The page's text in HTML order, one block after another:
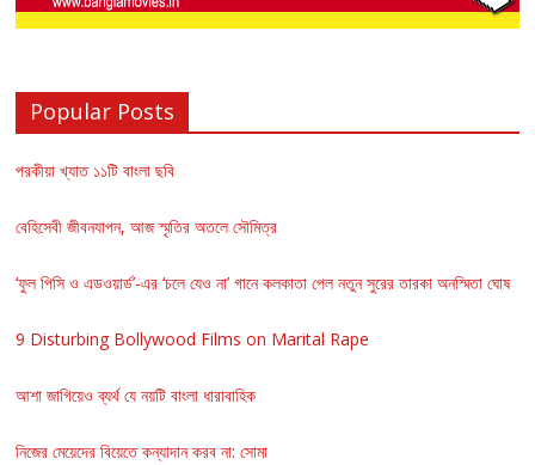
Popular Posts
পরকীয়া খ্যাত ১১টি বাংলা ছবি
বেহিসেবী জীবনযাপন, আজ স্মৃতির অতলে সৌমিত্র
‘ফুল পিসি ও এডওয়ার্ড’-এর ‘চলে যেও না’ গানে কলকাতা পেল নতুন সুরের তারকা অনস্মিতা ঘোষ
9 Disturbing Bollywood Films on Marital Rape
আশা জাগিয়েও ব্যর্থ যে নয়টি বাংলা ধারাবাহিক
নিজের মেয়েদের বিয়েতে কন্যাদান করব না: সোমা